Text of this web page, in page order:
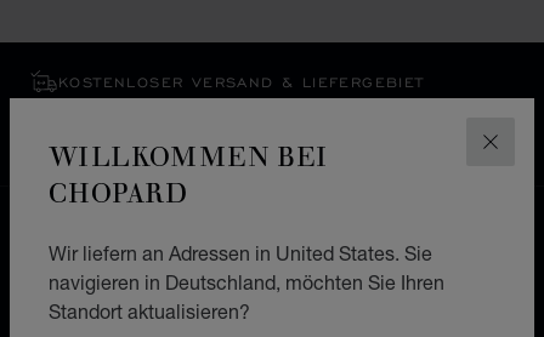
WILLKOMMEN BEI
CHOPARD
Wir liefern an Adressen in United States. Sie
navigieren in Deutschland, möchten Sie Ihren
Standort aktualisieren?
KOSTENLOSER VERSAND & LIEFERGEBIET
UMTAUSCH
USBEKISTAN TASHKENT